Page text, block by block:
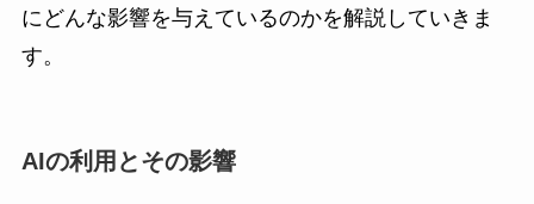
にどんな影響を与えているのかを解説していきま
す。
AIの利用とその影響